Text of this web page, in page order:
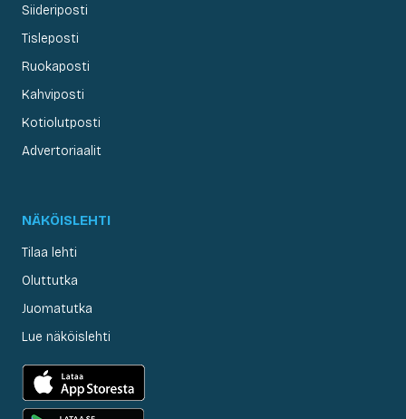
Siideriposti
Tisleposti
Ruokaposti
Kahviposti
Kotiolutposti
Advertoriaalit
NÄKÖISLEHTI
Tilaa lehti
Oluttutka
Juomatutka
Lue näköislehti